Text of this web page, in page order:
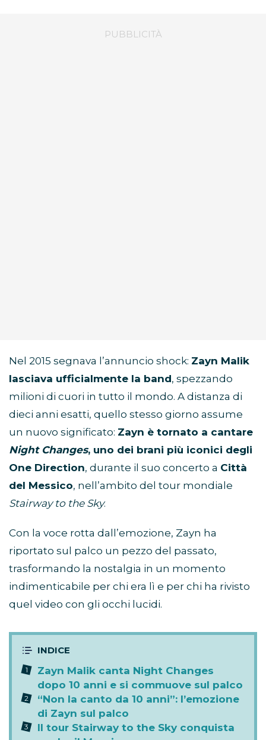
Nel 2015 segnava l’annuncio shock: Zayn Malik
lasciava ufficialmente la band, spezzando
milioni di cuori in tutto il mondo. A distanza di
dieci anni esatti, quello stesso giorno assume
un nuovo significato: Zayn è tornato a cantare
Night Changes, uno dei brani più iconici degli
One Direction, durante il suo concerto a Città
del Messico, nell’ambito del tour mondiale
Stairway to the Sky.
Con la voce rotta dall’emozione, Zayn ha
riportato sul palco un pezzo del passato,
trasformando la nostalgia in un momento
indimenticabile per chi era lì e per chi ha rivisto
quel video con gli occhi lucidi.
Zayn Malik canta Night Changes
dopo 10 anni e si commuove sul palco
“Non la canto da 10 anni”: l’emozione
di Zayn sul palco
Il tour Stairway to the Sky conquista